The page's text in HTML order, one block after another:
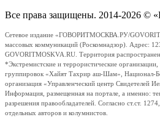
Все права защищены. 2014-2026 ©
Сетевое издание «ГОВОРИТМОСКВА.РУ/
массовых коммуникаций (Роскомнадзор). Адрес:
GOVORITMOSKVA.RU. Территория
*Экстремистские и террористические
группировок «Хайят Тахрир аш-Шам», Национал-
организация «Управленческий центр Свидетелей
Информация, размещенная на портале, а именно:
разрешения правообладателей. Согласно ст.ст.
отдельных авторов и колумнистов.